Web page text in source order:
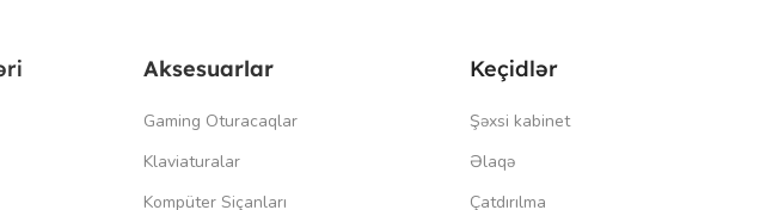
Aksesuarlar
Gaming Oturacaqlar
Klaviaturalar
Kompüter Siçanları
Keçidlər
Şəxsi kabinet
Əlaqə
Çatdırılma